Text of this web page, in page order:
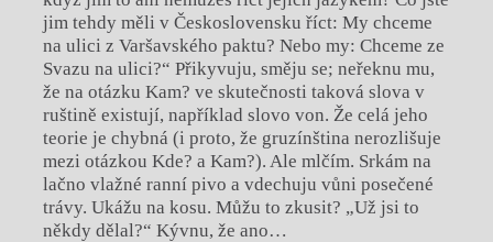
jim tehdy měli v Československu říct: My chceme
na ulici z Varšavského paktu? Nebo my: Chceme ze
Svazu na ulici?“ Přikyvuju, směju se; neřeknu mu,
že na otázku Kam? ve skutečnosti taková slova v
ruštině existují, například slovo von. Že celá jeho
teorie je chybná (i proto, že gruzínština nerozlišuje
mezi otázkou Kde? a Kam?). Ale mlčím. Srkám na
lačno vlažné ranní pivo a vdechuju vůni posečené
trávy. Ukážu na kosu. Můžu to zkusit? „Už jsi to
někdy dělal?“ Kývnu, že ano…